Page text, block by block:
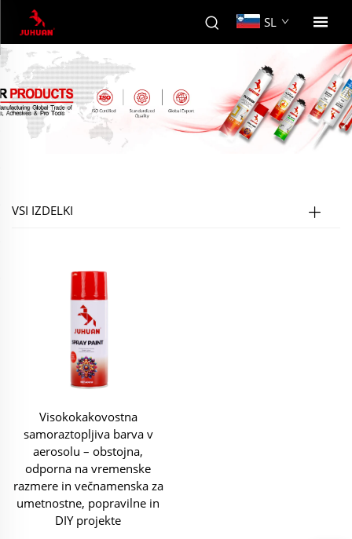
SL
VSI IZDELKI
Visokokakovostna
samoraztopljiva barva v
aerosolu – obstojna,
odporna na vremenske
razmere in večnamenska za
umetnostne, popravilne in
DIY projekte